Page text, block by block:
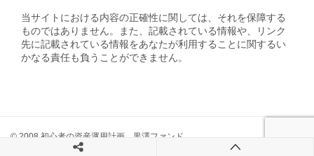
当サイトにおける内容の正確性に関しては、それを保障する
ものではありません。また、記載されている情報や、リンク
先に記載されている情報をあなたが利用することに関するい
かなる責任も負うことができません。
© 2008 初心者の資産運用計画 黒澤ファンド